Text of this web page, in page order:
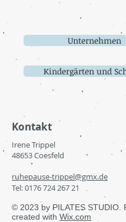
Unternehmen
Kindergärten und
Kontakt
Irene Trippel
48653 Coesfeld
ruhepause-trippel@gmx.de
Tel:0176 724 267 21
© 2023 by PILATES STUDIO.
created with Wix.com